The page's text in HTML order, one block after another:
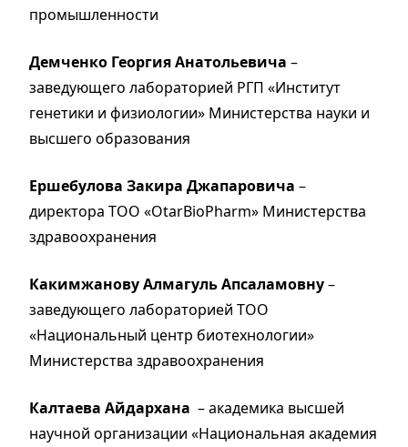
промышленности
Демченко Георгия Анатольевича –
заведующего лабораторией РГП «Институт
генетики и физиологии» Министерства науки и
высшего образования
Ершебулова Закира Джапаровича –
директора ТОО «OtarBioPharm» Министерства
здравоохранения
Какимжанову Алмагуль Апсаламовну–
заведующего лабораторией ТОО
«Национальный центр биотехнологии»
Министерства здравоохранения
Калтаева Айдархана – академика высшей
научной организации «Национальная академия